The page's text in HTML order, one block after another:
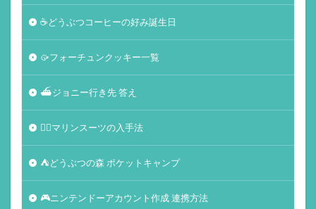
☕️どうぶつコーヒーの好み誕生日
🥠フォーチュンクッキー一覧
⛴ジョニー行き先 答え
🏄‍♀️マリンスーツの入手法
⛺どうぶつの森 ポケットキャンプ
🎮ニンテンドーアカウント作成 連携方法